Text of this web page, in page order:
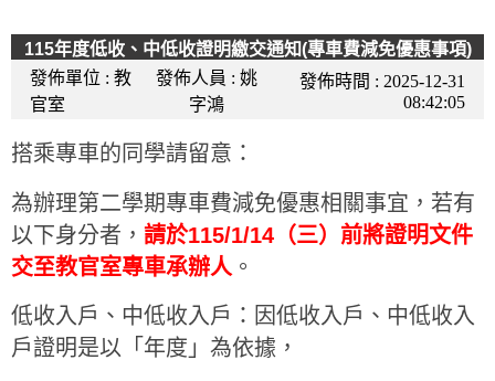
115年度低收、中低收證明繳交通知(專車費減免優惠事項)
發佈單位 : 教
官室
發佈人員 : 姚
字鴻
發佈時間 : 2025-12-31
08:42:05
搭乘專車的同學請留意：
為辦理第二學期專車費減免優惠相關事宜，若有
以下身分者， 請於115/1/14（三）前將證明文件
交至教官室專車承辦人 。
低收入戶、中低收入戶：因低收入戶、中低收入
戶證明是以「年度」為依據，